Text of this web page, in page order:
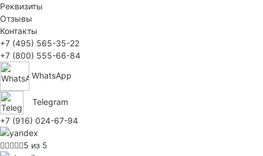
Реквизиты
Отзывы
Контакты
+7 (495) 565-35-22
+7 (800) 555-66-84
WhatsApp
Telegram
+7 (916) 024-67-94
5 из 5